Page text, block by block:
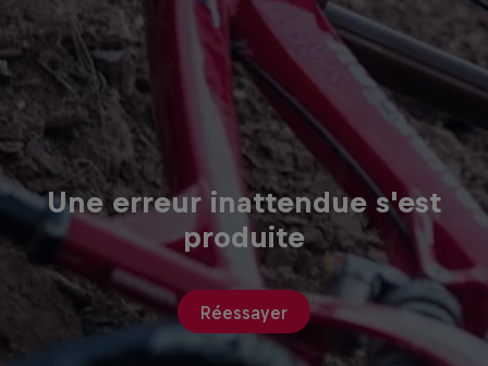
Une erreur inattendue s'est
produite
Réessayer